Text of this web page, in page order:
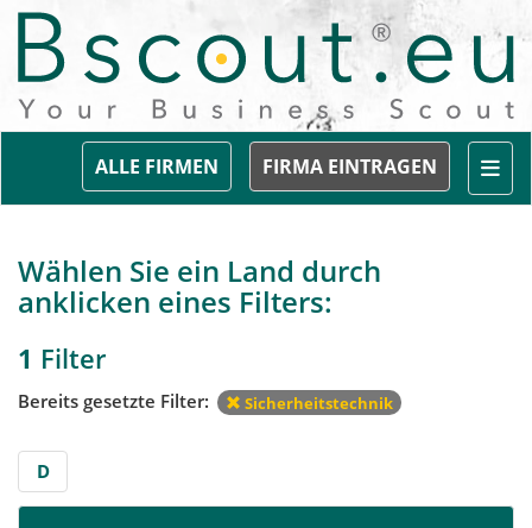
FIRMA EINTRAGEN
ALLE FIRMEN
Wählen Sie ein Land durch
anklicken eines Filters:
1 Filter
Bereits gesetzte Filter: Sicherheitstechnik
D